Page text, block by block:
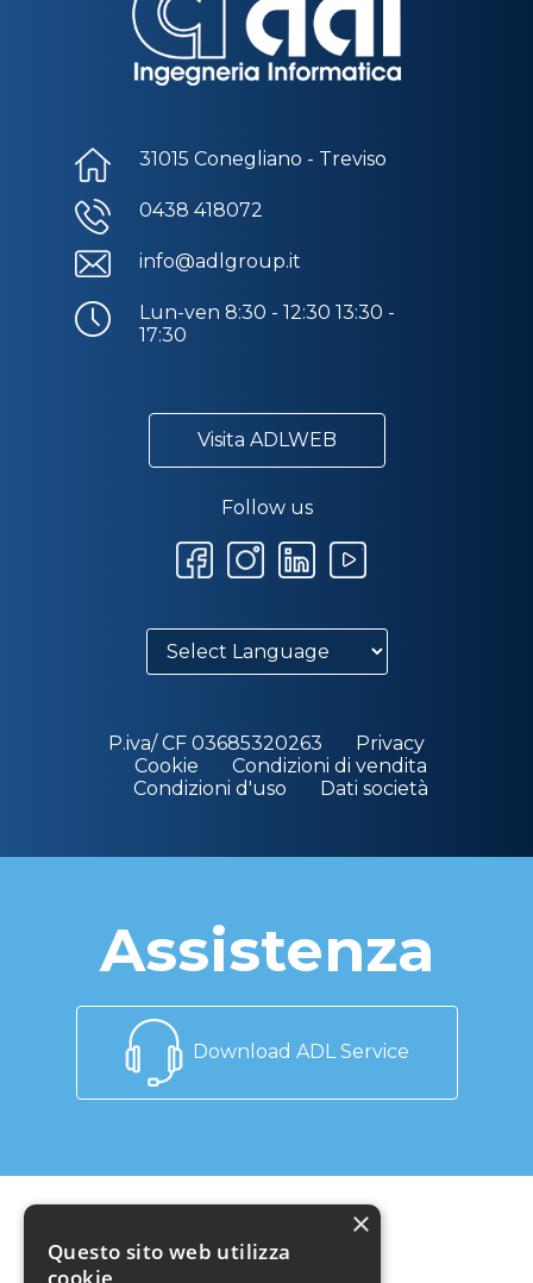
31015 Conegliano - Treviso
0438 418072
info@adlgroup.it
Lun-ven 8:30 - 12:30 13:30 -
17:30
Visita ADLWEB
Follow us
P.iva/ CF 03685320263
Privacy
Cookie
Condizioni di vendita
Condizioni d'uso
Dati società
Assistenza
Download ADL Service
Newsletter
×
Questo sito web utilizza